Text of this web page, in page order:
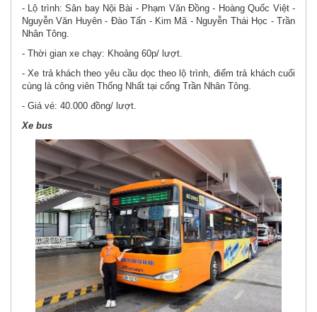
- Lộ trình: Sân bay Nội Bài - Phạm Văn Đồng - Hoàng Quốc Việt -
Nguyễn Văn Huyên - Đào Tấn - Kim Mã - Nguyễn Thái Học - Trần
Nhân Tông.
- Thời gian xe chạy: Khoảng 60p/ lượt.
- Xe trả khách theo yêu cầu dọc theo lộ trình, điểm trả khách cuối
cùng là công viên Thống Nhất tại cổng Trần Nhân Tông.
- Giá vé: 40.000 đồng/ lượt.
Xe bus